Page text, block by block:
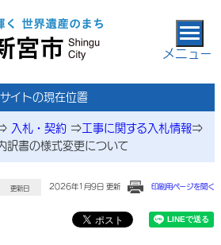
メニュー
サイトの現在位置
入札・契約 ⇒ 工事に関する入札情報⇒
訳書の様式変更について
更新日 2026年1月9日 更新 印刷用ページを開く